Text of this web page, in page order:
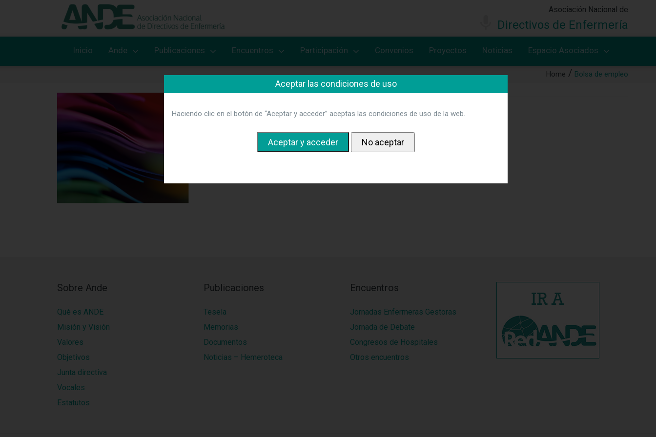
Asociación Nacional de
Directivos de Enfermería
Inicio Ande Publicaciones Encuentros Participación Convenios Proyectos Noticias Espacio Asociados
Home Bolsa de empleo
todas aquellas ofertas de empleo que
lleguen a ANDE. Las ofertas se
publican con mero carácter informativo
y esta asociación no tienen ningún
vínculo, ni relación, ni responsabilidad
Ofertas
Sobre Ande
Qué es ANDE
Misión y Visión
Valores
Objetivos
Junta directiva
Vocales
Estatutos
Publicaciones
Tesela
Memorias
Documentos
Noticias – Hemeroteca
Encuentros
Jornadas Enfermeras Gestoras
Jornada de Debate
Congresos de Hospitales
Otros encuentros
Aceptar las condiciones de uso
Haciendo clic en el botón de “Aceptar y acceder” aceptas las condiciones de uso de la web.